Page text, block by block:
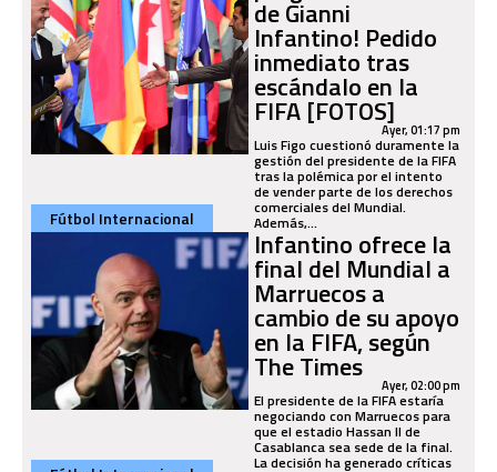
de Gianni
Infantino! Pedido
inmediato tras
escándalo en la
FIFA [FOTOS]Ayer, 01:17 pm
Luis Figo cuestionó duramente la
gestión del presidente de la FIFA
tras la polémica por el intento
de vender parte de los derechos
comerciales del Mundial.
Además,...
Fútbol Internacional
Infantino ofrece la
final del Mundial a
Marruecos a
cambio de su apoyo
en la FIFA, según
The Times Ayer, 02:00 pm
El presidente de la FIFA estaría
negociando con Marruecos para
que el estadio Hassan II de
Casablanca sea sede de la final.
La decisión ha generado críticas